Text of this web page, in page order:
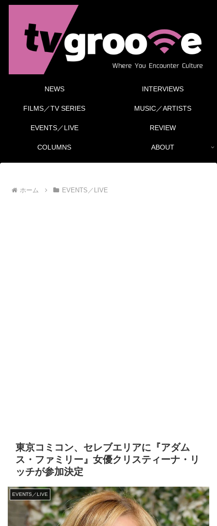
NEWS INTERVIEWS
FILMS／TV SERIES MUSIC／ARTISTS
EVENTS／LIVE REVIEW
COLUMNS ABOUT
ホーム EVENTS／LIVE
東京コミコン、セレブエリアに『アダム
ス・ファミリー』女優クリスティーナ・リ
ッチが参加決定
EVENTS／LIVE